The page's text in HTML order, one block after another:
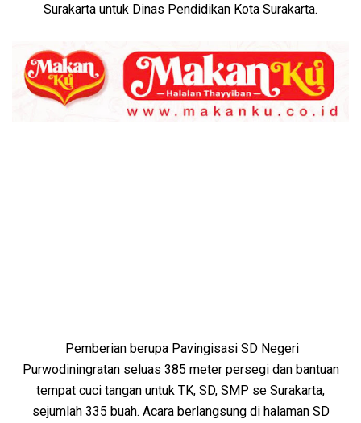
Surakarta untuk Dinas Pendidikan Kota Surakarta.
Pemberian berupa Pavingisasi SD Negeri
Purwodiningratan seluas 385 meter persegi dan bantuan
tempat cuci tangan untuk TK, SD, SMP se Surakarta,
sejumlah 335 buah. Acara berlangsung di halaman SD